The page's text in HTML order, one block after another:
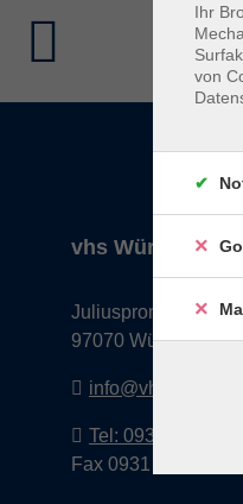
vhs Würzburg &
Juliuspromenade 68
97070 Würzburg
info@vhs-
Tel: 0931 35593 0
Fax 0931 35593-20
Ihr
von